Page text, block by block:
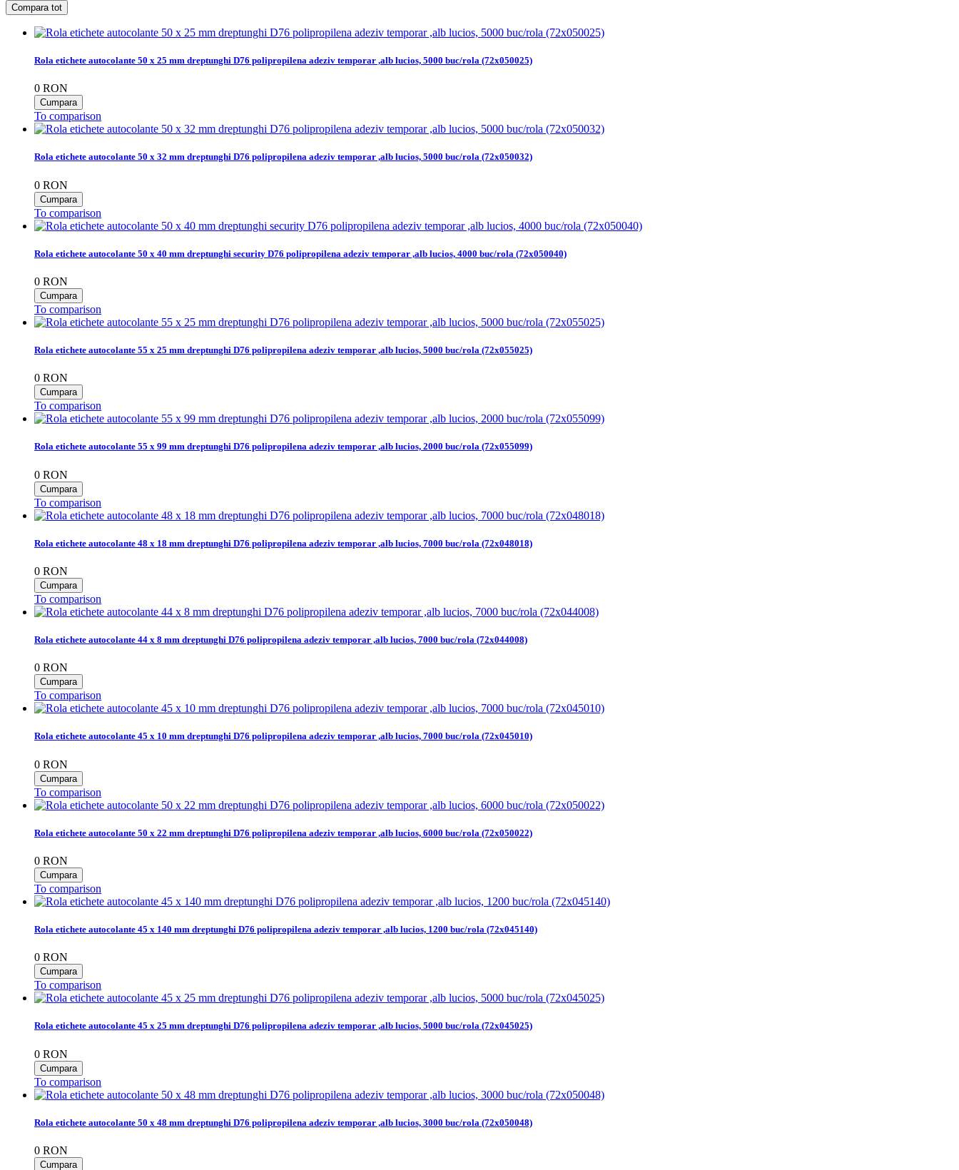
Rola etichete autocolante 50 x 25 mm dreptunghi D76 polipropilena adeziv temporar ,alb lucios, 5000 buc/rola (72x050025)
0 RON
To comparison
Rola etichete autocolante 50 x 32 mm dreptunghi D76 polipropilena adeziv temporar ,alb lucios, 5000 buc/rola (72x050032)
0 RON
To comparison
Rola etichete autocolante 50 x 40 mm dreptunghi security D76 polipropilena adeziv temporar ,alb lucios, 4000 buc/rola (72x050040)
0 RON
To comparison
Rola etichete autocolante 55 x 25 mm dreptunghi D76 polipropilena adeziv temporar ,alb lucios, 5000 buc/rola (72x055025)
0 RON
To comparison
Rola etichete autocolante 55 x 99 mm dreptunghi D76 polipropilena adeziv temporar ,alb lucios, 2000 buc/rola (72x055099)
0 RON
To comparison
Rola etichete autocolante 48 x 18 mm dreptunghi D76 polipropilena adeziv temporar ,alb lucios, 7000 buc/rola (72x048018)
0 RON
To comparison
Rola etichete autocolante 44 x 8 mm dreptunghi D76 polipropilena adeziv temporar ,alb lucios, 7000 buc/rola (72x044008)
0 RON
To comparison
Rola etichete autocolante 45 x 10 mm dreptunghi D76 polipropilena adeziv temporar ,alb lucios, 7000 buc/rola (72x045010)
0 RON
To comparison
Rola etichete autocolante 50 x 22 mm dreptunghi D76 polipropilena adeziv temporar ,alb lucios, 6000 buc/rola (72x050022)
0 RON
To comparison
Rola etichete autocolante 45 x 140 mm dreptunghi D76 polipropilena adeziv temporar ,alb lucios, 1200 buc/rola (72x045140)
0 RON
To comparison
Rola etichete autocolante 45 x 25 mm dreptunghi D76 polipropilena adeziv temporar ,alb lucios, 5000 buc/rola (72x045025)
0 RON
To comparison
Rola etichete autocolante 50 x 48 mm dreptunghi D76 polipropilena adeziv temporar ,alb lucios, 3000 buc/rola (72x050048)
0 RON